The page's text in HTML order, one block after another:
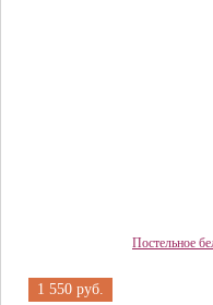
Постельное
1 550 руб.